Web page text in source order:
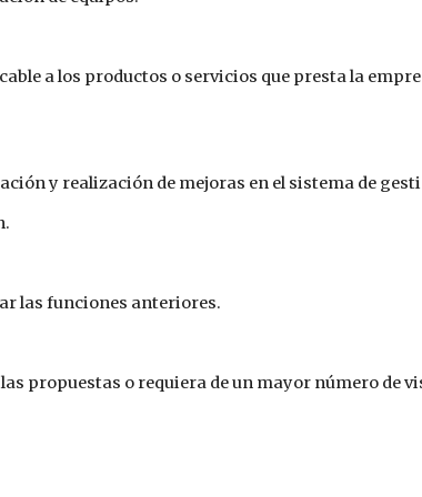
y realización de mejoras en el sistema de
las funciones anteriores.